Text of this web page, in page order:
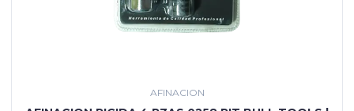
AFINACION